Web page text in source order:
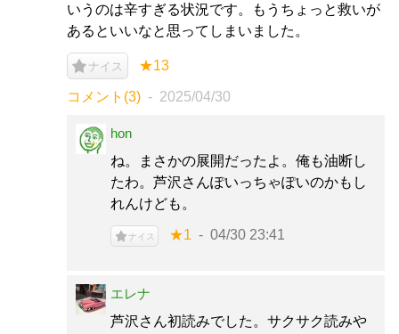
いうのは辛すぎる状況です。もうちょっと救いが
あるといいなと思ってしまいました。
ナイス ★13
コメント(3) 2025/04/30
hon
ね。まさかの展開だったよ。俺も油断し
たわ。芦沢さんぽいっちゃぽいのかもし
れんけども。
ナイス ★1 04/30 23:41
エレナ
芦沢さん初読みでした。サクサク読みや